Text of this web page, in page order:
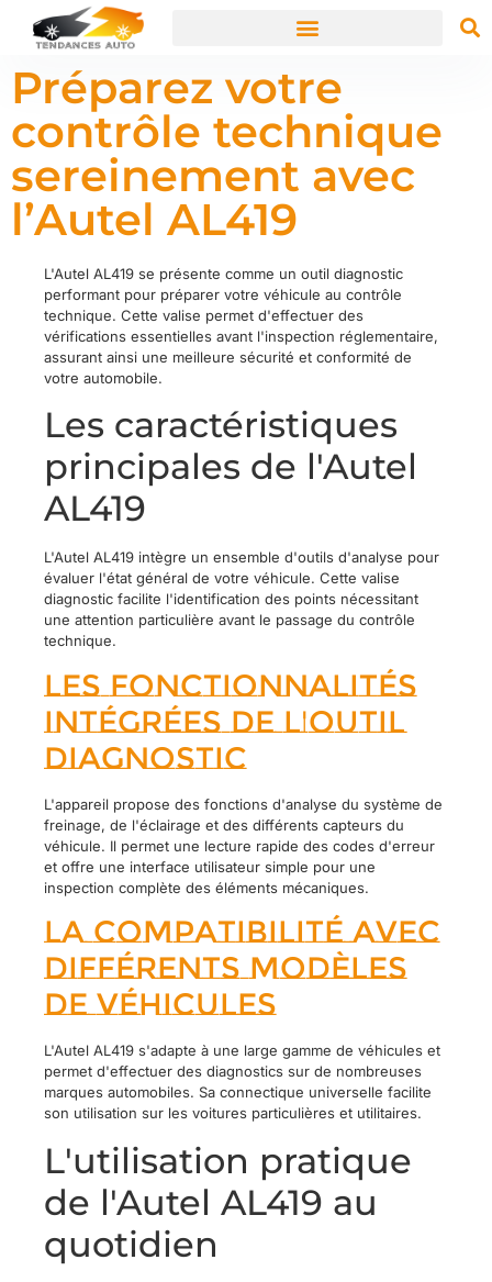
Préparez votre
contrôle technique
sereinement avec
l’Autel AL419
L'Autel AL419 se présente comme un outil diagnostic
performant pour préparer votre véhicule au contrôle
technique. Cette valise permet d'effectuer des
vérifications essentielles avant l'inspection réglementaire,
assurant ainsi une meilleure sécurité et conformité de
votre automobile.
Les caractéristiques
principales de l'Autel
AL419
L'Autel AL419 intègre un ensemble d'outils d'analyse pour
évaluer l'état général de votre véhicule. Cette valise
diagnostic facilite l'identification des points nécessitant
une attention particulière avant le passage du contrôle
technique.
Les fonctionnalités
intégrées de l'outil
diagnostic
L'appareil propose des fonctions d'analyse du système de
freinage, de l'éclairage et des différents capteurs du
véhicule. Il permet une lecture rapide des codes d'erreur
et offre une interface utilisateur simple pour une
inspection complète des éléments mécaniques.
La compatibilité avec
différents modèles
de véhicules
L'Autel AL419 s'adapte à une large gamme de véhicules et
permet d'effectuer des diagnostics sur de nombreuses
marques automobiles. Sa connectique universelle facilite
son utilisation sur les voitures particulières et utilitaires.
L'utilisation pratique
de l'Autel AL419 au
quotidien